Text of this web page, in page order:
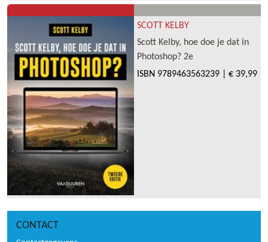
SCOTT KELBY
Scott Kelby, hoe doe je dat in
Photoshop? 2e
ISBN 9789463563239 € 39,99
CONTACT